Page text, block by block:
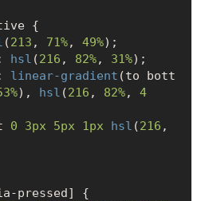
{
(213 , 71%, 49%);
hsl (216 , 82%, 31%);
linear-gradient (to bott
), hsl (216 , 82%, 4
0 3px 5px 1px hsl (216
pressed]
{